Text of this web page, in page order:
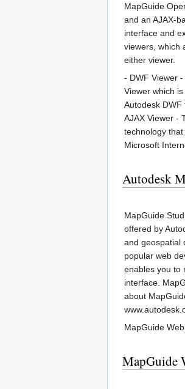
MapGuide
and an AJAX-
interface and
viewers, which
either viewer.
- DWF Viewer
Viewer which
Autodesk
AJAX Viewer -
technology
Microsoft
Autodesk
MapGuide
offered by
and geospatial
popular web
enables you to
interface.
about
MapGuide
MapGuide